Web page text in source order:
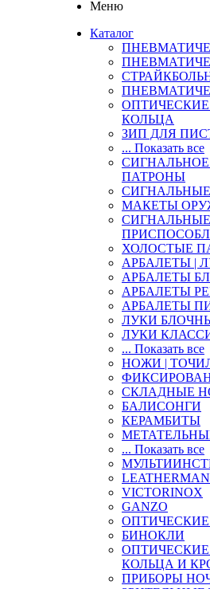
Меню
Каталог
КОЛЬЦА
ЗИП ДЛЯ
... Показать все
ПАТРОНЫ
МАКЕТЫ
СИГНАЛЬНЫЕ
ХОЛОСТЫЕ
АРБАЛЕТЫ |
АРБАЛЕТЫ
АРБАЛЕТЫ
АРБАЛЕТЫ
ЛУКИ
ЛУКИ
... Показать все
НОЖИ |
СКЛАДНЫЕ
БАЛИСОНГИ
КЕРАМБИТЫ
... Показать все
VICTORINOX
GANZO
БИНОКЛИ
КОЛЬЦА И
ПРИБОРЫ